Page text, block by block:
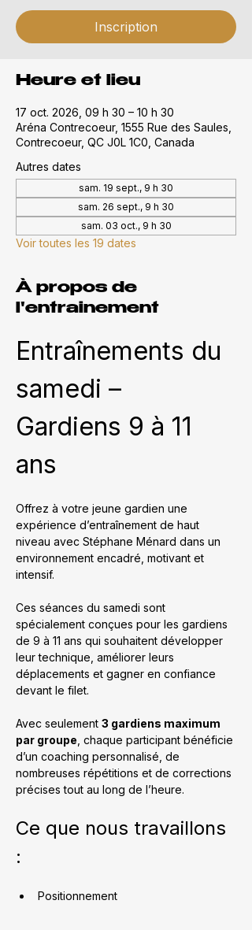
Inscription
Heure et lieu
17 oct. 2026, 09 h 30 – 10 h 30
Aréna Contrecoeur, 1555 Rue des Saules,
Contrecoeur, QC J0L 1C0, Canada
Autres dates
sam. 19 sept., 9 h 30
sam. 26 sept., 9 h 30
sam. 03 oct., 9 h 30
Voir toutes les 19 dates
À propos de
l'entrainement
Entraînements du
samedi –
Gardiens 9 à 11
ans
Offrez à votre jeune gardien une
expérience d’entraînement de haut
niveau avec Stéphane Ménard dans un
environnement encadré, motivant et
intensif.
Ces séances du samedi sont
spécialement conçues pour les gardiens
de 9 à 11 ans qui souhaitent développer
leur technique, améliorer leurs
déplacements et gagner en confiance
devant le filet.
Avec seulement 3 gardiens maximum
par groupe , chaque participant bénéficie
d’un coaching personnalisé, de
nombreuses répétitions et de corrections
précises tout au long de l’heure.
Ce que nous travaillons
:
Positionnement